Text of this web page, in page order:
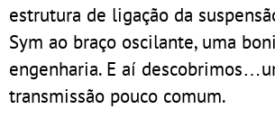
estrutura de ligação da
Sym ao braço oscilante, uma
engenharia. E aí
transmissão pouco comum.